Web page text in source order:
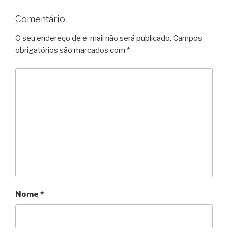
Comentário
O seu endereço de e-mail não será publicado. Campos
obrigatórios são marcados com *
Nome *